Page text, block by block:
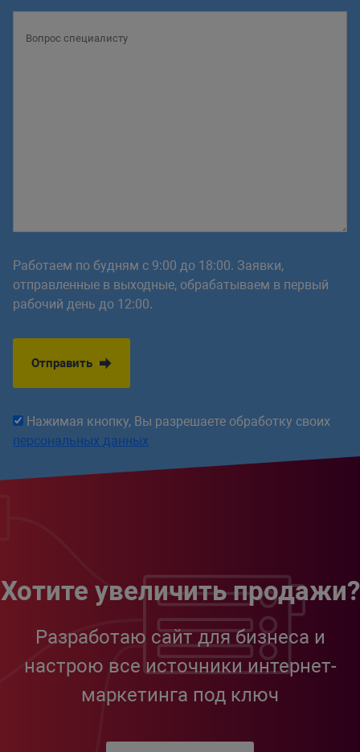
Работаем по будням с 9:00 до 18:00. Заявки,
отправленные в выходные, обрабатываем в первый
рабочий день до 12:00.
Отправить
Нажимая кнопку, Вы разрешаете обработку своих
персональных данных
Хотите увеличить продажи?
Разработаю сайт для бизнеса и
настрою все источники интернет-
маркетинга под ключ